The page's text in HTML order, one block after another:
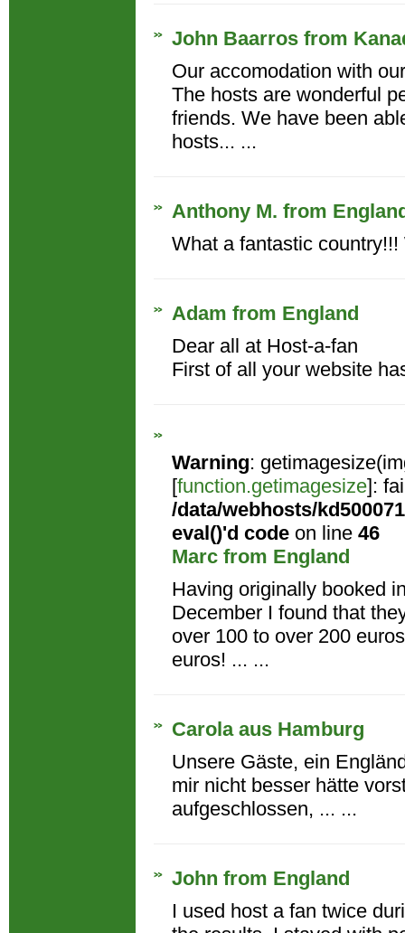
John Baarros from
Our accomodation with
The hosts are wonderful
friends. We have been
hosts... ...
Anthony M. from
What a fantastic
Adam from England
Dear all at Host-a-fan
First of all your website
Warning:
[function.getimagesize]:
/data/webhosts/
eval()'d code on line 46
Marc from England
Having originally booked
December I found that
over 100 to over 200
euros! ... ...
Carola aus Hamburg
Unsere Gäste, ein
mir nicht besser hätte
aufgeschlossen, ... ...
John from England
I used host a fan twice